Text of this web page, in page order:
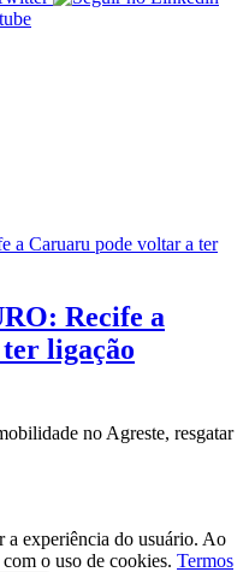
Recife a
ligação
no Agreste, resgatar
a experiência do usuário. Ao
o uso de cookies. Termos